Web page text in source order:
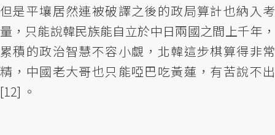
但是平壤居然連被破譯之後的政局算計也納入考
量，只能說韓民族能自立於中日兩國之間上千年，
累積的政治智慧不容小覷，北韓這步棋算得非常
精，中國老大哥也只能啞巴吃黃蓮，有苦說不出
[12] 。